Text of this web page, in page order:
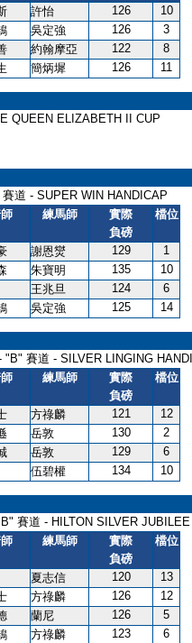
許怡 126
10
吳定強 126
3
約翰摩亞 122
8
簡炳墀 126 11
QUEEN ELIZABETH II CUP
道 - SUPER WIN HANDICAP
練馬師
實際
負磅
檔位
謝恩爕 129
1
朱寶明 135
10
王兆旦 124
6
吳定強 125 14
賽道 - SILVER LINGING
練馬師
實際
負磅
檔位
方祿麟 121
12
岳敦 130
2
岳敦 129
6
伍碧權 134 10
賽道 - HILTON SILVER
練馬師
實際
負磅
檔位
夏志信 120
13
方祿麟 126
12
蘭尼 126
5
方祿麟 123 6